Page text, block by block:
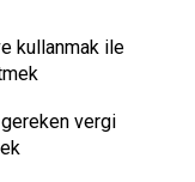
kullanmak ile
vergi